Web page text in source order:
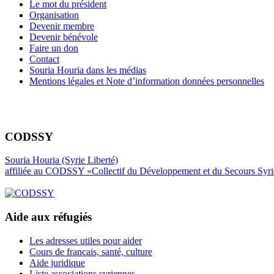
Le mot du président
Organisation
Devenir membre
Devenir bénévole
Faire un don
Contact
Souria Houria dans les médias
Mentions légales et Note d’information données personnelles
CODSSY
Souria Houria (Syrie Liberté)
affiliée au CODSSY «Collectif du Développement et du Secours
Aide aux réfugiés
Les adresses utiles pour aider
Cours de français, santé, culture
Aide juridique